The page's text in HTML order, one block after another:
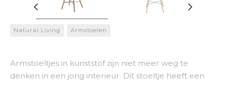
Natural Living Armstoelen
Armstoeltjes in kunststof zijn niet meer weg te
denken in een jong interieur. Dit stoeltje heeft een